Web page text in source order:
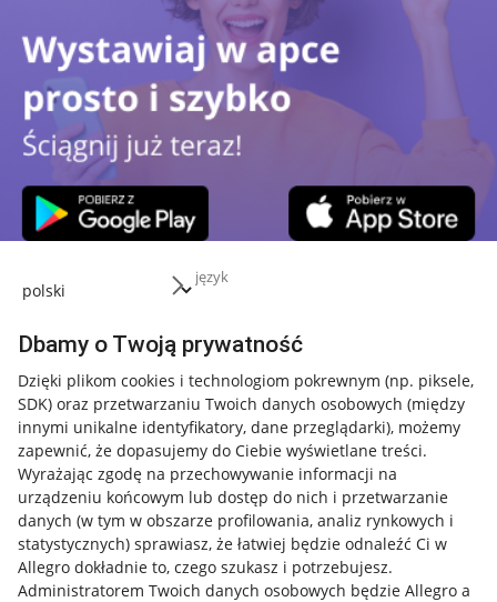
język
Dbamy o Twoją prywatność
Dzięki plikom cookies i technologiom pokrewnym (np. piksele,
SDK) oraz przetwarzaniu Twoich danych osobowych (między
innymi unikalne identyfikatory, dane przeglądarki), możemy
zapewnić, że dopasujemy do Ciebie wyświetlane treści.
Wyrażając zgodę na przechowywanie informacji na
urządzeniu końcowym lub dostęp do nich i przetwarzanie
danych (w tym w obszarze profilowania, analiz rynkowych i
statystycznych) sprawiasz, że łatwiej będzie odnaleźć Ci w
Allegro dokładnie to, czego szukasz i potrzebujesz.
Administratorem Twoich danych osobowych będzie Allegro a
Napisz do nas
Allegro Gadane dla sprzedających
Allegro Gadane dla kupujących
Mapa miejscowości
Informacje prawne